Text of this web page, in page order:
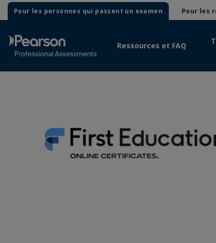
Pour les personnes qui passent un examen Pour les
Ressources et FAQ